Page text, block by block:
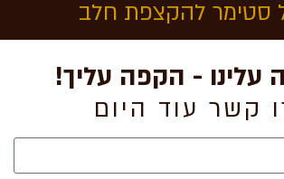
כוס קפה שחור?
סטימר להקצפת חלב
עלינו - הקפה עליך!
קשר עוד היום